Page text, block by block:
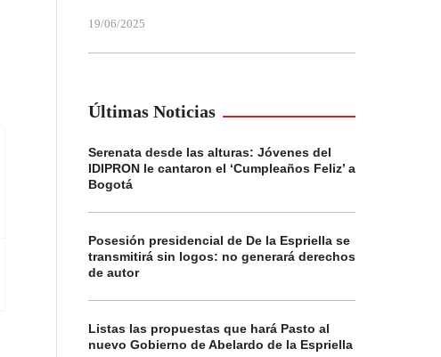
19/06/2025
Últimas Noticias
Serenata desde las alturas: Jóvenes del
IDIPRON le cantaron el ‘Cumpleaños Feliz’ a
Bogotá
Posesión presidencial de De la Espriella se
transmitirá sin logos: no generará derechos
de autor
Listas las propuestas que hará Pasto al
nuevo Gobierno de Abelardo de la Espriella